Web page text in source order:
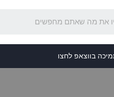
בווצאפ לחצו